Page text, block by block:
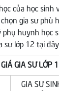
của học sinh
gia sư phù
phụ huynh học
sư lớp 12 tại
GIÁ GIA SƯ LỚP
GIA SƯ